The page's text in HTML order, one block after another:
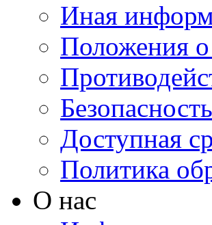
Иная
Положения о
Безопасность
Доступная
Политика
О нас